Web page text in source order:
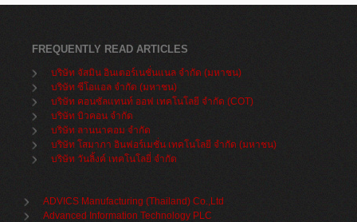
FREQUENTLY READ ARTICLES
บริษัท จัสมิน อินเตอร์เนชั่นแนล จำกัด (มหาชน)
บริษัท ซีโอแอล จำกัด (มหาชน)
บริษัท คอนซัลแทนท์ ออฟ เทคโนโลยี จำกัด (COT)
บริษัท บิวคอน จำกัด
บริษัท ลานนาคอม จำกัด
บริษัท โสมาภา อินฟอร์เมชั่น เทคโนโลยี จำกัด (มหาชน)
บริษัท วันลิ้งค์ เทคโนโลยี่ จำกัด
ADVICS Manufacturing (Thailand) Co.,Ltd
Advanced Information Technology PLC